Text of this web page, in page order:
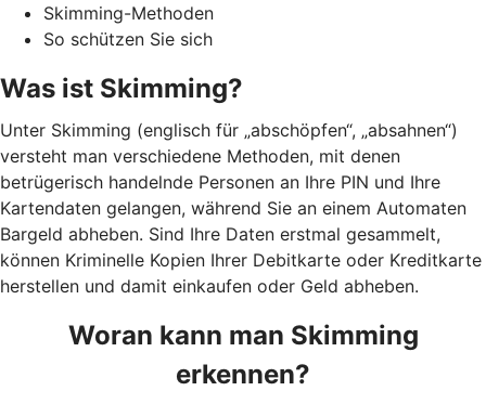
Skimming-Methoden
So schützen Sie sich
Was ist Skimming?
Unter Skimming (englisch für „abschöpfen“, „absahnen“)
versteht man verschiedene Methoden, mit denen
betrügerisch handelnde Personen an Ihre PIN und Ihre
Kartendaten gelangen, während Sie an einem Automaten
Bargeld abheben. Sind Ihre Daten erstmal gesammelt,
können Kriminelle Kopien Ihrer Debitkarte oder Kreditkarte
herstellen und damit einkaufen oder Geld abheben.
Woran kann man Skimming
erkennen?